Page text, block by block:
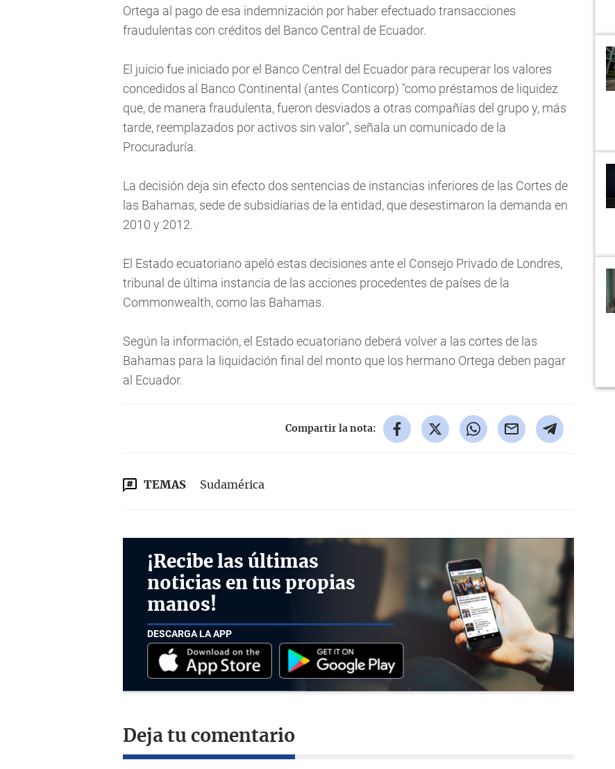
Ortega al pago de esa indemnización por haber efectuado transacciones
fraudulentas con créditos del Banco Central de Ecuador.
El juicio fue iniciado por el Banco Central del Ecuador para recuperar los valores
concedidos al Banco Continental (antes Conticorp) "como préstamos de liquidez
que, de manera fraudulenta, fueron desviados a otras compañías del grupo y, más
tarde, reemplazados por activos sin valor", señala un comunicado de la
Procuraduría.
La decisión deja sin efecto dos sentencias de instancias inferiores de las Cortes de
las Bahamas, sede de subsidiarias de la entidad, que desestimaron la demanda en
2010 y 2012.
El Estado ecuatoriano apeló estas decisiones ante el Consejo Privado de Londres,
tribunal de última instancia de las acciones procedentes de países de la
Commonwealth, como las Bahamas.
Según la información, el Estado ecuatoriano deberá volver a las cortes de las
Bahamas para la liquidación final del monto que los hermano Ortega deben pagar
al Ecuador.
Compartir la nota:
TEMAS Sudamérica
¡Recibe las últimas
noticias en tus propias
manos!
DESCARGA LA APP
Deja tu comentario